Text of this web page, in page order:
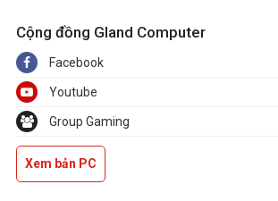
Cộng đồng Gland Computer
Facebook
Youtube
Group Gaming
Xem bản PC